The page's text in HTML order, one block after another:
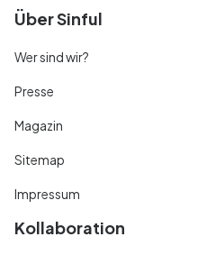
Über Sinful
Wer sind wir?
Presse
Magazin
Sitemap
Impressum
Kollaboration